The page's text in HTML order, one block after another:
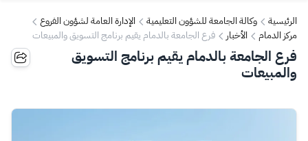
الرئيسية وكالة الجامعة للشؤون التعليمية
الإدارة العامة لشؤون الفروع
مركز الدمام
الأخبار فرع الجامعة بالدمام يقيم برنامج التسويق والمبيعات
فرع الجامعة بالدمام يقيم برنامج التسويق
والمبيعات